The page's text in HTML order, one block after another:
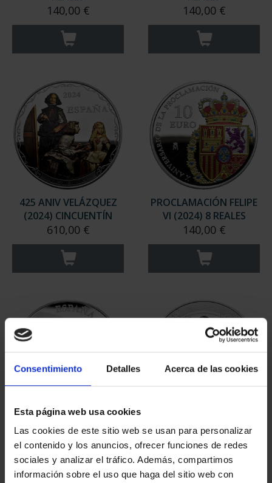
Consentimiento Detalles Acerca de las cookies
Esta página web usa cookies
Las cookies de este sitio web se usan para personalizar
el contenido y los anuncios, ofrecer funciones de redes
sociales y analizar el tráfico. Además, compartimos
información sobre el uso que haga del sitio web con
140,00 € 140,00 €
425 ANIV VELÁZQUEZ
(2024) CINCUENTÍN
610,00 €
PROCLAMACIÓN FELIPE
VI (2024) 8 REALES
140,00 €
VI (2024) CINCUENTÍN
610,00 €
ESPAÑOL 2026 - 8
REALES
140,00 €